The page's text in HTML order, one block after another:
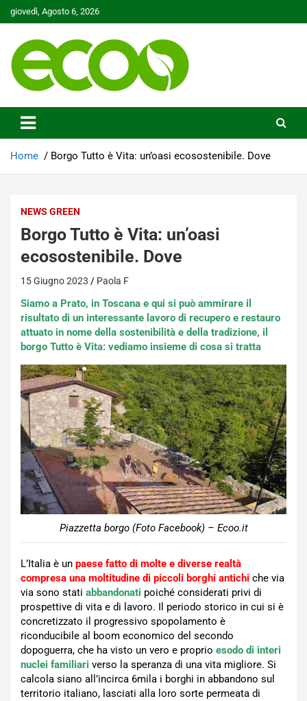
Skip
to
giovedì, Agosto 6, 2026
Ecoo.it
Home Borgo Tutto è Vita: un’oasi ecosostenibile. Dove
NEWS GREEN
Borgo Tutto è Vita: un’oasi
ecosostenibile. Dove
15 Giugno 2023 Paola F
Siamo a Prato, in Toscana e qui si può ammirare il
risultato di un interessante lavoro di recupero e restauro
attuato in nome della sostenibilità e della tradizione, il
borgo Tutto è Vita: vediamo insieme di cosa si tratta
Piazzetta borgo (Foto Facebook) – Ecoo.it
L’Italia è un paese fatto di molte e diverse realtà
compresa una moltitudine di piccoli borghi antichi che via
via sono stati abbandonati poiché considerati privi di
prospettive di vita e di lavoro. Il periodo storico in cui si è
concretizzato il progressivo spopolamento è
riconducibile al boom economico del secondo
dopoguerra, che ha visto un vero e proprio esodo di interi
nuclei familiari verso la speranza di una vita migliore. Si
calcola siano all’incirca 6mila i borghi in abbandono sul
territorio italiano, lasciati alla loro sorte permeata di